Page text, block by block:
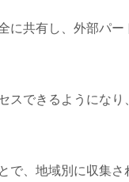
に共有し、外部パ
できるようにな
で、地域別に収集